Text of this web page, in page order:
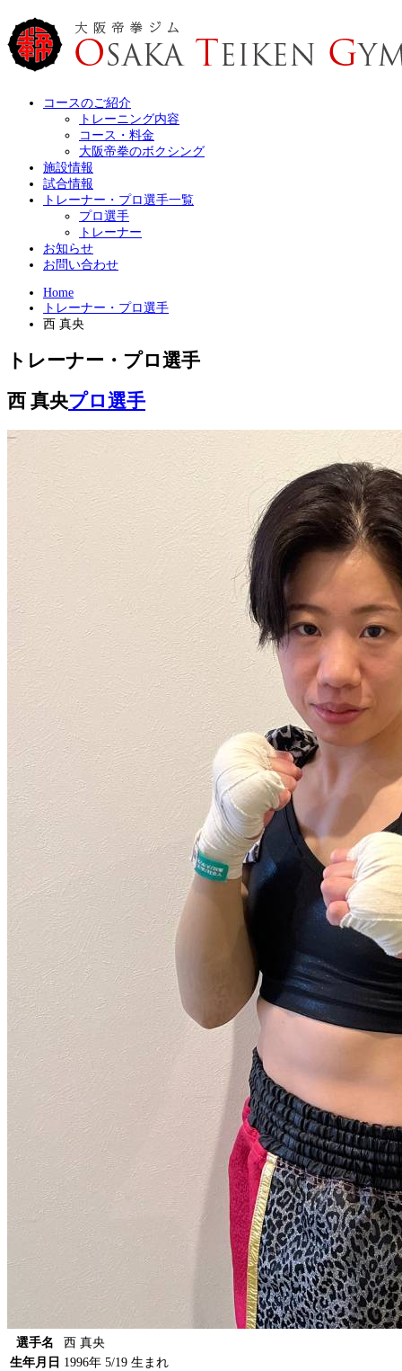
コースのご紹介
トレーニング内容
コース・料金
大阪帝拳のボクシング
施設情報
試合情報
トレーナー・プロ選手一覧
プロ選手
トレーナー
お知らせ
お問い合わせ
Home
トレーナー・プロ選手
西 真央
トレーナー・プロ選手
西 真央プロ選手
選手名
西 真央
生年月日 1996年 5/19 生まれ